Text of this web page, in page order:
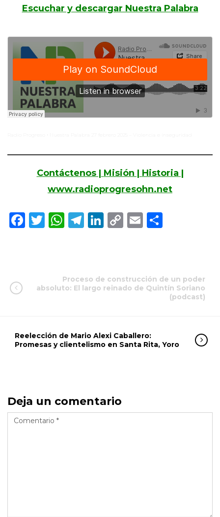
Escuchar y descargar Nuestra Palabra
·
Contáctenos | Misión | Historia |
www.radioprogresohn.net
Facebook
Twitter
WhatsApp
Telegram
LinkedIn
CopyEmail
Proceso de construcción de un poder
absoluto: El largo reinado de Quintín Soriano
(podcast)
Reelección de Mario Alexi Caballero:
Promesas y clientelismo en Santa Rita, Yoro
Deja un comentario